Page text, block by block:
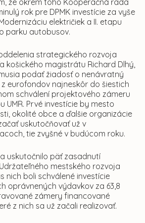
že okrem toho Kooperačná rada
rok pre DPMK investície za vyše
električiek a II. etapu
parku autobusov.
strategického rozvoja
košického magistrátu Richard Dlhý,
podať žiadosť o nenávratný
eurofondov najneskôr do šiestich
schválení projektového zámeru
UMR. Prvé investície by mesto
okolité obce a ďalšie organizácie
uskutočňovať už v
tie zvyšné v budúcom roku.
uskutočnilo päť zasadnutí
mestského rozvoja
nich boli schválené investície
oprávnených výdavkov za 63,8
zámery financované
z nich sa už začali realizovať.